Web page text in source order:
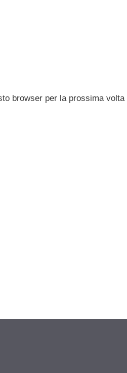
browser per la prossima volta